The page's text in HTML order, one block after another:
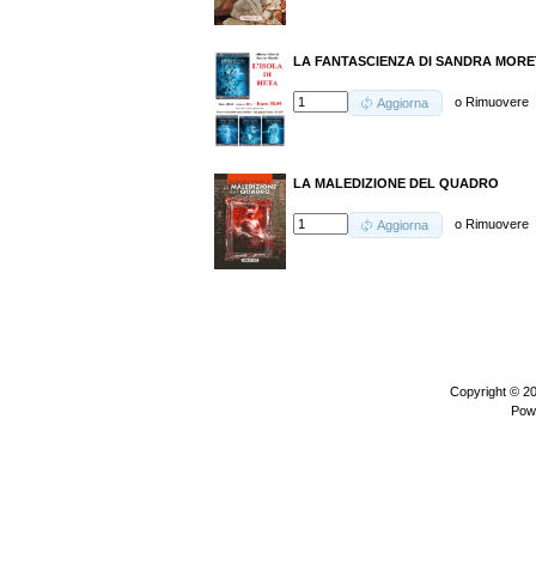
LA FANTASCIENZA DI SANDRA
Aggiorna oRimuovere
LA MALEDIZIONE DEL QUADRO
Aggiorna oRimuovere
Copyright ©